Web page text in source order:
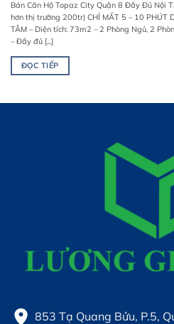
Bán Căn Hộ Topaz City Quận 8 Đầy Đủ Nội
hơn thị trường 200tr) CHỈ MẤT 5 – 10 PHÚT
TÂM – Diện tích: 73m2 – 2 Phòng Ngủ, 2
– Đầy đủ [...]
ĐỌC TIẾP
853 Tạ Quang Bửu, P.5,